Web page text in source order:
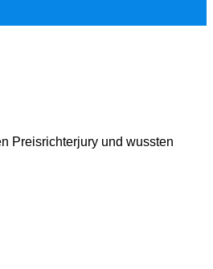
Preisrichterjury und wussten